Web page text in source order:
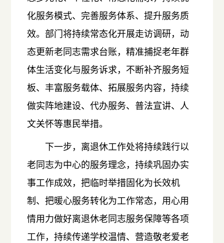
化服务模式、完善服务体系、提升服务质
效。部门将持续常态化开展走访调研，动
态更新老同志需求台账，精准捕捉老年群
体生活变化与服务诉求，不断补齐服务短
板、丰富服务载体、拓展服务内容，持续
做实阵地建设、代办服务、普法宣讲、人
文关怀等惠民举措。
下一步，离退休工作处将持续践行以
老同志为中心的服务理念，持续巩固办实
事工作成效，把临时举措固化为长效机
制、把暖心服务转化为工作常态，用心用
情用力做好离退休老同志服务保障等各项
工作，持续传递学校温情、营造敬老爱老